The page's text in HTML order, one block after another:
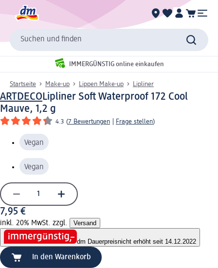
Suchen und finden
IMMERGÜNSTIG online einkaufen
Startseite Make-up Lippen Make-up Lipliner
ARTDECOLipliner Soft Waterproof 172 Cool
Mauve, 1,2 g
4.3 (7 Bewertungen Frage stellen)
Vegan
Vegan
7,95 €
inkl. 20% MwSt. zzgl. Versand
dm Dauerpreisnicht erhöht seit 14.12.2022
In den Warenkorb